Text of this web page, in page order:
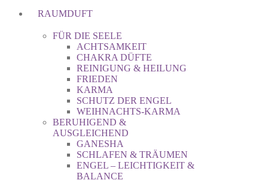
RAUMDUFT
FÜR DIE SEELE
ACHTSAMKEIT
CHAKRA DÜFTE
REINIGUNG & HEILUNG
FRIEDEN
KARMA
SCHUTZ DER ENGEL
WEIHNACHTS-KARMA
BERUHIGEND &
AUSGLEICHEND
GANESHA
SCHLAFEN & TRÄUMEN
ENGEL – LEICHTIGKEIT &
BALANCE